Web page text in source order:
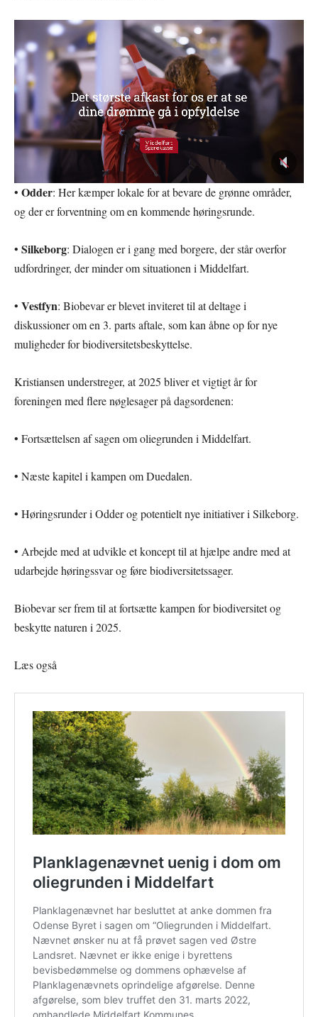
• Odder: Her kæmper lokale for at bevare de grønne områder,
og der er forventning om en kommende høringsrunde.
• Silkeborg: Dialogen er i gang med borgere, der står overfor
udfordringer, der minder om situationen i Middelfart.
• Vestfyn: Biobevar er blevet inviteret til at deltage i
diskussioner om en 3. parts aftale, som kan åbne op for nye
muligheder for biodiversitetsbeskyttelse.
Kristiansen understreger, at 2025 bliver et vigtigt år for
foreningen med flere nøglesager på dagsordenen:
• Fortsættelsen af sagen om oliegrunden i Middelfart.
• Næste kapitel i kampen om Duedalen.
• Høringsrunder i Odder og potentielt nye initiativer i Silkeborg.
• Arbejde med at udvikle et koncept til at hjælpe andre med at
udarbejde høringssvar og føre biodiversitetssager.
Biobevar ser frem til at fortsætte kampen for biodiversitet og
beskytte naturen i 2025.
Læs også